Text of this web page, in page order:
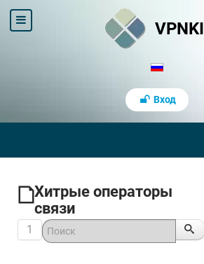
VPNKI
Вход
Хитрые операторы
связи
1